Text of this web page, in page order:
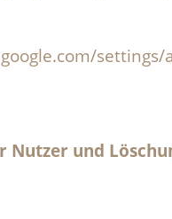
settings/
Nutzer und